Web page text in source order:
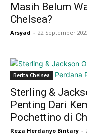
Masih Belum
Chelsea?
Arsyad - 22 September
Berita Chelsea
Sterling &
Penting Dari
Pochettino di
Reza Herdanyo Bintary -